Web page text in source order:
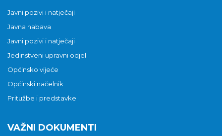
Javni pozivi i natječaji
Javna nabava
Javni pozivi i natječaji
Jedinstveni upravni odjel
Općinsko vijeće
Općinski načelnik
Pritužbe i predstavke
VAŽNI DOKUMENTI